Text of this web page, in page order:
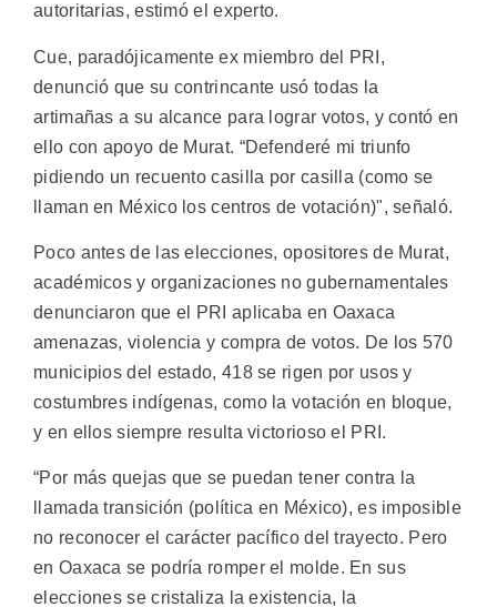
autoritarias, estimó el experto.
Cue, paradójicamente ex miembro del PRI,
denunció que su contrincante usó todas la
artimañas a su alcance para lograr votos, y contó en
ello con apoyo de Murat. “Defenderé mi triunfo
pidiendo un recuento casilla por casilla (como se
llaman en México los centros de votación)", señaló.
Poco antes de las elecciones, opositores de Murat,
académicos y organizaciones no gubernamentales
denunciaron que el PRI aplicaba en Oaxaca
amenazas, violencia y compra de votos. De los 570
municipios del estado, 418 se rigen por usos y
costumbres indígenas, como la votación en bloque,
y en ellos siempre resulta victorioso el PRI.
“Por más quejas que se puedan tener contra la
llamada transición (política en México), es imposible
no reconocer el carácter pacífico del trayecto. Pero
en Oaxaca se podría romper el molde. En sus
elecciones se cristaliza la existencia, la